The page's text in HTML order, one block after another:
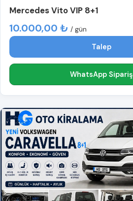
Mercedes Vito VIP 8+1
10.000,00 ₺ / gün
Talep
WhatsApp Sipariş